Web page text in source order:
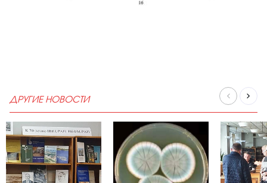
ДРУГИЕ НОВОСТИ